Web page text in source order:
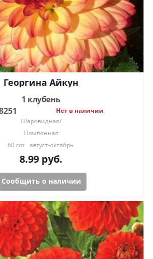
Георгина Айкун
1 клубень
Нет в наличии
Шаровидная/
Помпонная
60 cm
август-октябрь
8.99 руб.
Сообщить о наличии